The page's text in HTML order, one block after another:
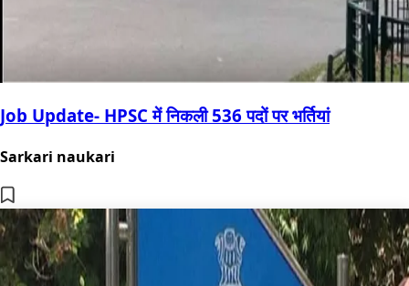
Job Update- HPSC में निकली 536 पदों पर भर्तियां
Sarkari naukari